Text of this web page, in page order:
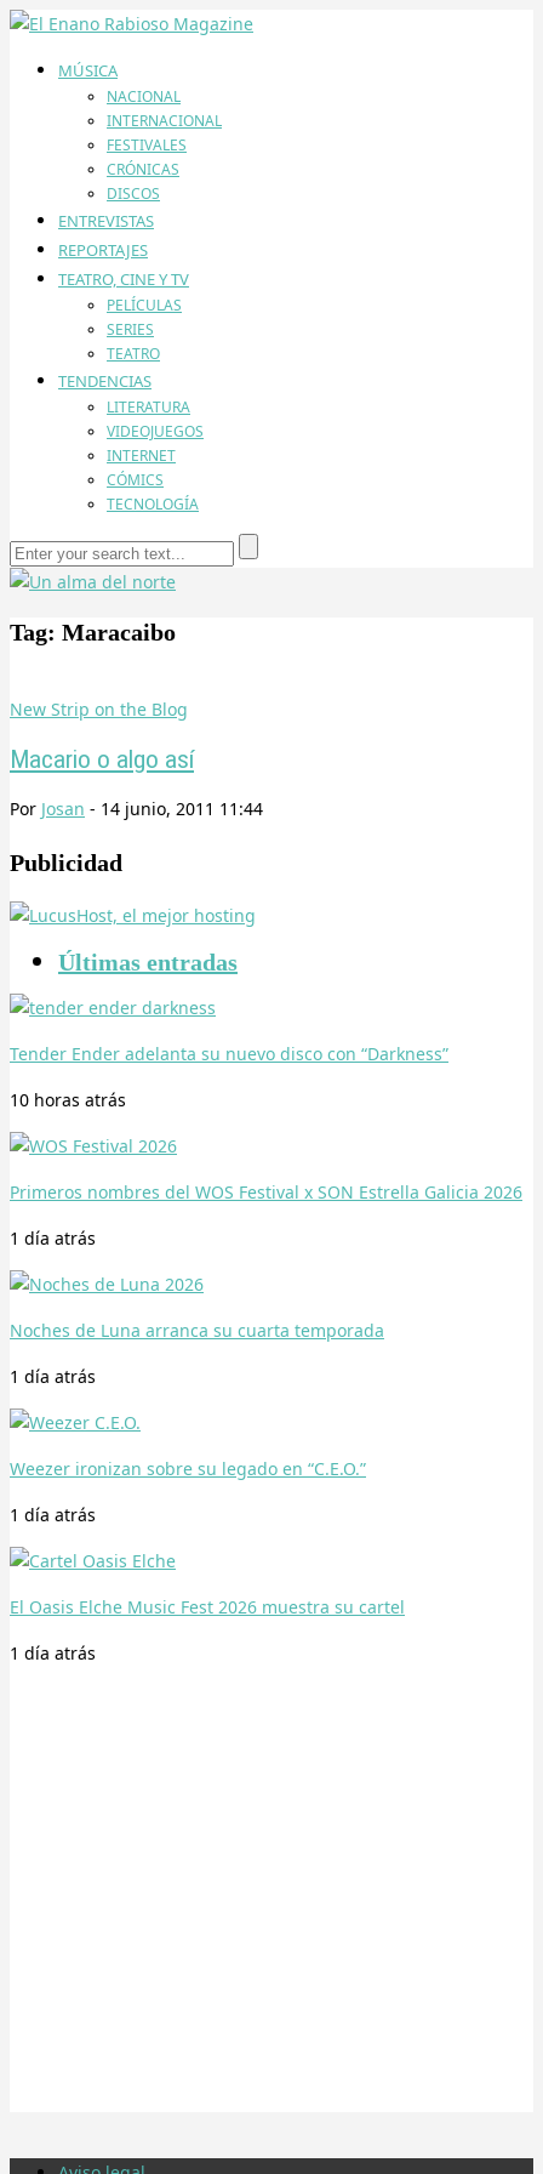
MÚSICA
NACIONAL
INTERNACIONAL
FESTIVALES
CRÓNICAS
DISCOS
ENTREVISTAS
REPORTAJES
TEATRO, CINE Y TV
PELÍCULAS
SERIES
TEATRO
TENDENCIAS
LITERATURA
VIDEOJUEGOS
INTERNET
CÓMICS
TECNOLOGÍA
Tag: Maracaibo
New Strip on the Blog
Macario o algo así
Por Josan - 14 junio, 2011 11:44
Publicidad
Últimas entradas
Tender Ender adelanta su nuevo disco con “Darkness”
10 horas atrás
Primeros nombres del WOS Festival x SON Estrella Galicia 2026
1 día atrás
Noches de Luna arranca su cuarta temporada
1 día atrás
Weezer ironizan sobre su legado en “C.E.O.”
1 día atrás
El Oasis Elche Music Fest 2026 muestra su cartel
1 día atrás